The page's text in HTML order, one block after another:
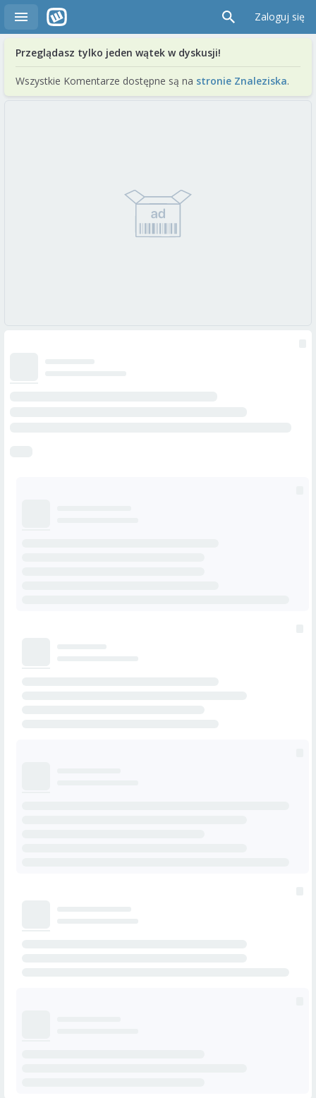
Zaloguj się
Przeglądasz tylko jeden wątek w dyskusji!
Wszystkie Komentarze dostępne są na stronie Znaleziska.